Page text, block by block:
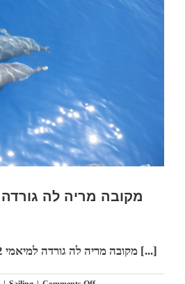
לחיפה
על
העליזה
מקובה מריה לה גורדה למיאמי 22 אוקט 2005 הפלגה זו [...]